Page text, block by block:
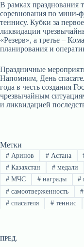
В рамках празднования
соревнования по мини-
теннису. Кубки за
ликвидации
«Резерв», а третье –
планирования и
Праздничные
Напомним, День
года в честь создания
чрезвычайным
и ликвидацией
Метки
#Аринов #Астана
#Казахстан #медали
#МЧС #награды #
#самоотверженность #
#спасателя #теннис
ПРЕД.